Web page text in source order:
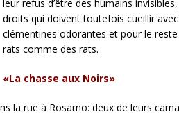
leur refus d’être des humains
droits qui doivent toutefois cueillir
clémentines odorantes et pour le reste
rats comme des rats.
«La chasse aux Noirs»
la rue à Rosarno: deux de leurs